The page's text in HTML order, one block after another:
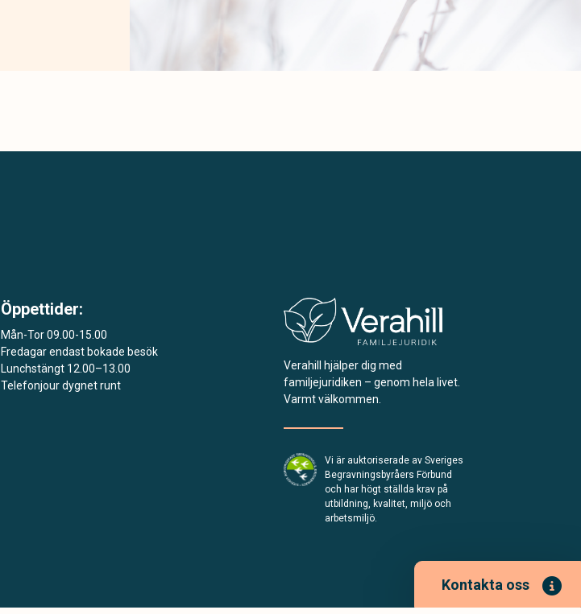
Kontakta oss
Öppettider:
Mån-Tor 09.00-15.00
Fredagar endast bokade besök
Lunchstängt 12.00–13.00
Telefonjour dygnet runt
Verahill hjälper dig med
familjejuridiken – genom hela livet.
Varmt välkommen.
Vi är auktoriserade av Sveriges
Begravningsbyråers Förbund
och har högt ställda krav på
utbildning, kvalitet, miljö och
arbetsmiljö.